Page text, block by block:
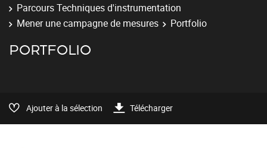
Parcours Techniques d'instrumentation
Mener une campagne de mesures
Portfolio
PORTFOLIO
Ajouter à la sélection Télécharger